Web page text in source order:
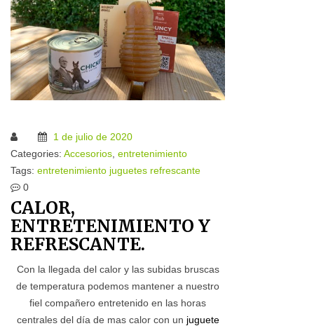
1 de julio de 2020
Categories: Accesorios entretenimiento
Tags: entretenimiento juguetes refrescante
0
CALOR,
ENTRETENIMIENTO Y
REFRESCANTE.
Con la llegada del calor y las subidas bruscas
de temperatura podemos mantener a nuestro
fiel compañero entretenido en las horas
centrales del día de mas calor con un juguete